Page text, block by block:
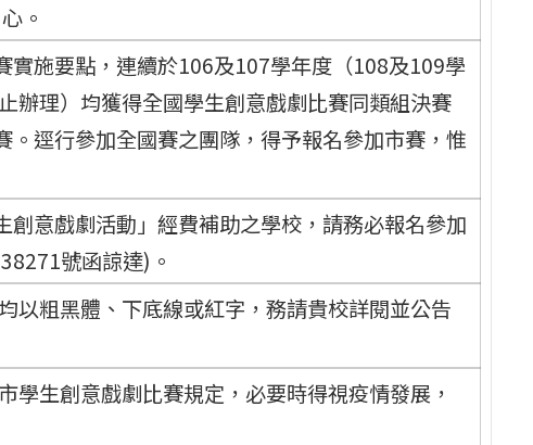
。
實施要點，連續於106及107學年度（108及109學
辦理）均獲得全國學生創意戲劇比賽同類組決賽
逕行參加全國賽之團隊，得予報名參加市賽，惟
意戲劇活動」經費補助之學校，請務必報名參加
號函諒達)。
以粗黑體、下底線或紅字，務請貴校詳閱並公告
學生創意戲劇比賽規定，必要時得視疫情發展，